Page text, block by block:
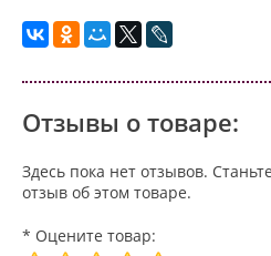
Отзывы о товаре:
Здесь пока нет отзывов.
отзыв об этом товаре.
* Оцените товар: